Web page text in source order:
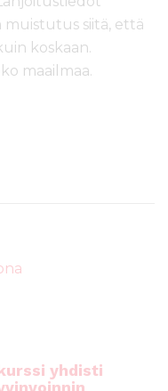
muistutus siitä, että
koskaan.
maailmaa.
yhdisti